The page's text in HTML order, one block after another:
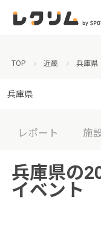
TOP 近畿 兵庫県
兵庫県
レポート 施
兵庫県の
イベント